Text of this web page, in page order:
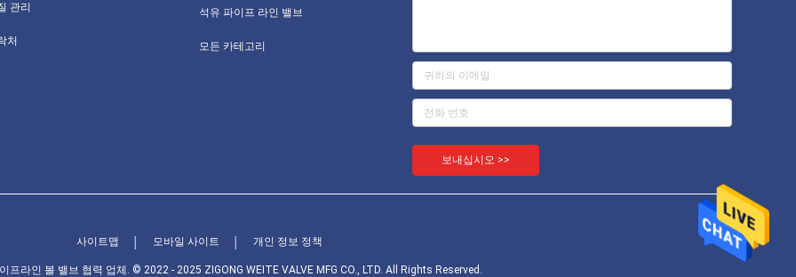
관리
처
석유 파이프 라인 밸브
모든 카테고리
보내십시오 >>
사이트맵 모바일 사이트 개인 정보 정책
프라인 볼 밸브 협력 업체. © 2022 - 2025 ZIGONG WEITE VALVE MFG CO., LTD. All Rights Reserved.